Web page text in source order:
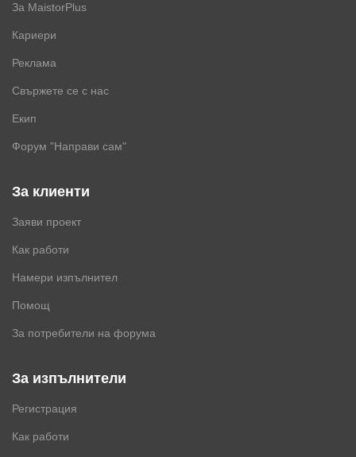
За MaistorPlus
Кариери
Реклама
Свържете се с нас
Екип
Форум "Направи сам"
За клиенти
Заяви проект
Как работи
Намери изпълнител
Помощ
За потребители на форума
За изпълнители
Регистрация
Как работи